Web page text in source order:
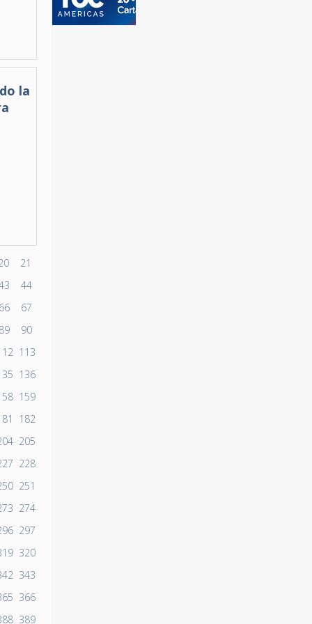
la
21
44
67
90
113
136
159
182
205
228
251
274
297
320
343
366
389